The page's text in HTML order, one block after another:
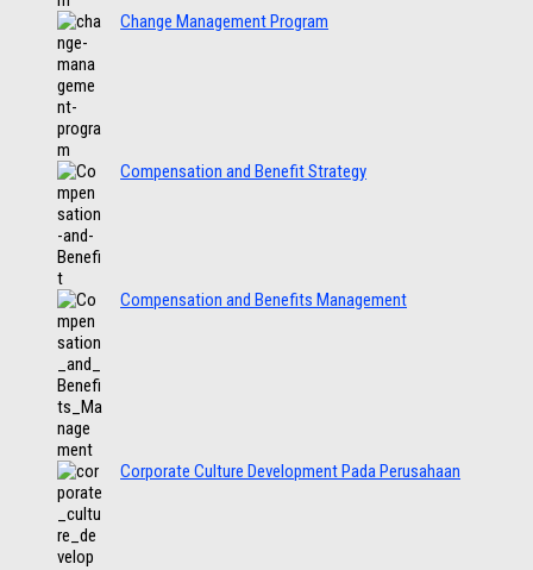
Change Management Program
Compensation and Benefit Strategy
Compensation and Benefits Management
Corporate Culture Development Pada Perusahaan